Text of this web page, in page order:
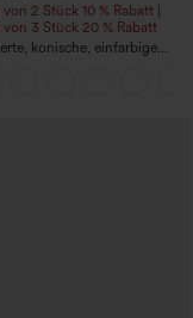
2 Stück 10 % Rabatt |
von 3 Stück 20 % Rabatt
konische, einfarbige
mit Seitentaschen